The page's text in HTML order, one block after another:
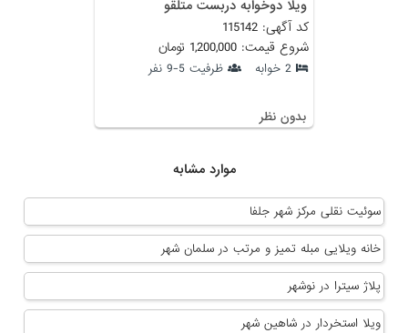
ویلا دوخوابه دربست متلقو
کد آگهی: 115142
شروع قیمت: 1,200,000 تومان
2 خوابه ظرفیت 5-9 نفر
بدون نظر
موارد مشابه
سوئیت نقلی مرکز شهر جلفا
خانه ویلایی مبله تمیز و مرتب در سلمان شهر
پلاژ سیترا در نوشهر
ویلا استخردار در شاهین شهر